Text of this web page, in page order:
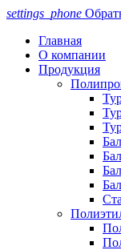
settings_phone
Главная
О компании
Продукция